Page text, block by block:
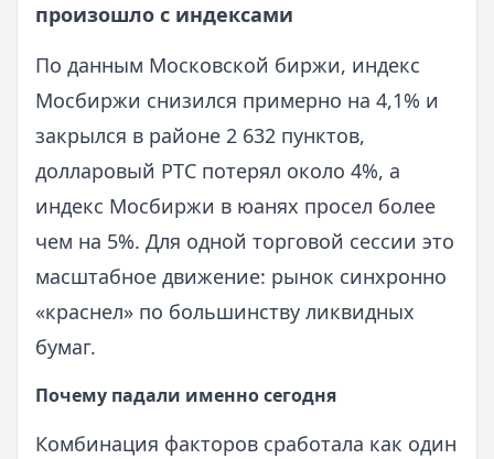
произошло с индексами
По данным Московской биржи, индекс
Мосбиржи снизился примерно на 4,1% и
закрылся в районе 2 632 пунктов,
долларовый РТС потерял около 4%, а
индекс Мосбиржи в юанях просел более
чем на 5%. Для одной торговой сессии это
масштабное движение: рынок синхронно
«краснел» по большинству ликвидных
бумаг.
Почему падали именно сегодня
Комбинация факторов сработала как один